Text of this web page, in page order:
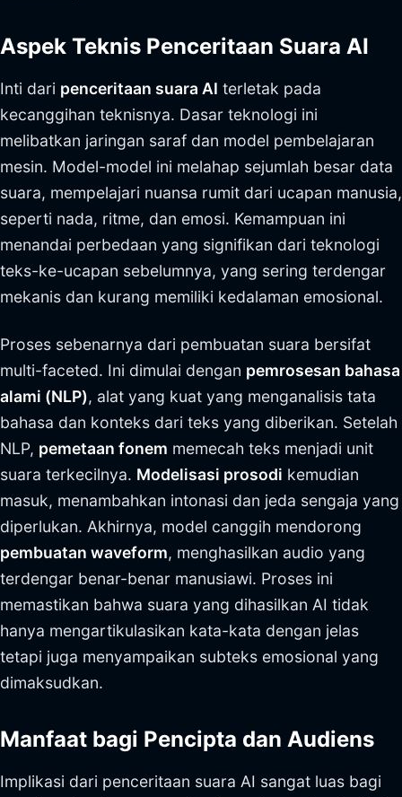
Aspek Teknis Penceritaan Suara AI
Inti dari penceritaan suara AI terletak pada
kecanggihan teknisnya. Dasar teknologi ini
melibatkan jaringan saraf dan model pembelajaran
mesin. Model-model ini melahap sejumlah besar data
suara, mempelajari nuansa rumit dari ucapan manusia,
seperti nada, ritme, dan emosi. Kemampuan ini
menandai perbedaan yang signifikan dari teknologi
teks-ke-ucapan sebelumnya, yang sering terdengar
mekanis dan kurang memiliki kedalaman emosional.
Proses sebenarnya dari pembuatan suara bersifat
multi-faceted. Ini dimulai dengan pemrosesan bahasa
alami (NLP), alat yang kuat yang menganalisis tata
bahasa dan konteks dari teks yang diberikan. Setelah
NLP, pemetaan fonem memecah teks menjadi unit
suara terkecilnya. Modelisasi prosodi kemudian
masuk, menambahkan intonasi dan jeda sengaja yang
diperlukan. Akhirnya, model canggih mendorong
pembuatan waveform, menghasilkan audio yang
terdengar benar-benar manusiawi. Proses ini
memastikan bahwa suara yang dihasilkan AI tidak
hanya mengartikulasikan kata-kata dengan jelas
tetapi juga menyampaikan subteks emosional yang
dimaksudkan.
Manfaat bagi Pencipta dan Audiens
Implikasi dari penceritaan suara AI sangat luas bagi